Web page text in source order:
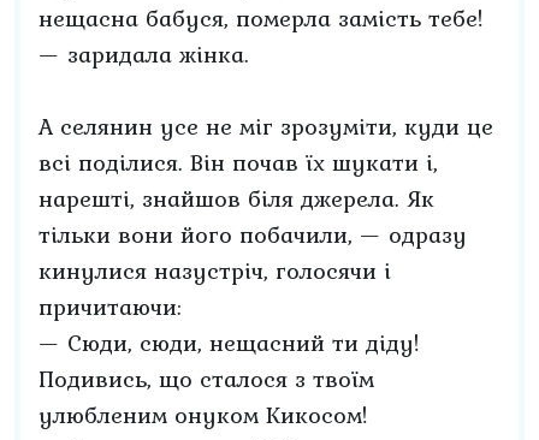
нещасна бабуся, померла замість тебе!
— заридала жінка.
А селянин усе не міг зрозуміти, куди це
всі поділися. Він почав їх шукати і,
нарешті, знайшов біля джерела. Як
тільки вони його побачили, — одразу
кинулися назустріч, голосячи і
причитаючи:
— Сюди, сюди, нещасний ти діду!
Подивись, що сталося з твоїм
улюбленим онуком Кикосом!